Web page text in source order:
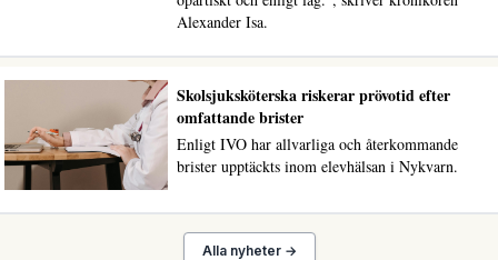
Alexander Isa.
Skolsjuksköterska riskerar prövotid efter
omfattande brister
Enligt IVO har allvarliga och återkommande
brister upptäckts inom elevhälsan i Nykvarn.
Alla nyheter →